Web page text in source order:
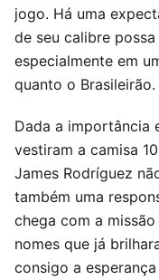
jogo. Há uma
de seu calibre
especialmente em
quanto o Brasileirão.
Dada a importância
vestiram a camisa
James Rodríguez
também uma
chega com a
nomes que já
consigo a